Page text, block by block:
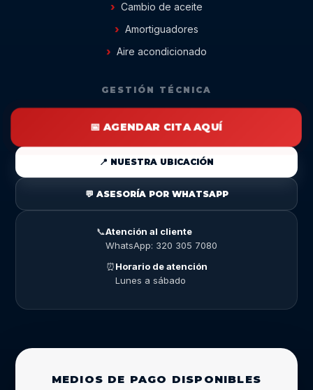
Cambio de aceite
Amortiguadores
Aire acondicionado
GESTIÓN TÉCNICA
📅 AGENDAR CITA AQUÍ
📍 NUESTRA UBICACIÓN
💬 ASESORÍA POR WHATSAPP
📞Atención al cliente
WhatsApp: 320 305 7080
⏰Horario de atención
Lunes a sábado
MEDIOS DE PAGO DISPONIBLES